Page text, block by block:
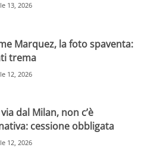
13, 2026
Marquez, la foto spaventa:
trema
12, 2026
dal Milan, non c’è
cessione obbligata
12, 2026